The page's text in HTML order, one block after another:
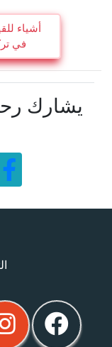
أشياء
في
يشارك